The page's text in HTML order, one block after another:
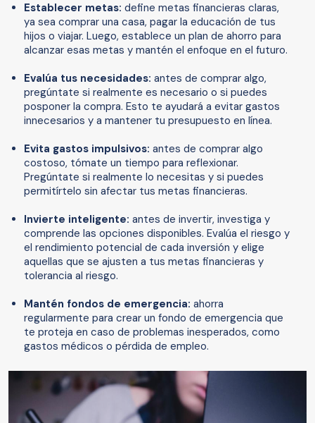
Establecer metas: define metas financieras claras,
ya sea comprar una casa, pagar la educación de tus
hijos o viajar. Luego, establece un plan de ahorro para
alcanzar esas metas y mantén el enfoque en el futuro.
Evalúa tus necesidades: antes de comprar algo,
pregúntate si realmente es necesario o si puedes
posponer la compra. Esto te ayudará a evitar gastos
innecesarios y a mantener tu presupuesto en línea.
Evita gastos impulsivos: antes de comprar algo
costoso, tómate un tiempo para reflexionar.
Pregúntate si realmente lo necesitas y si puedes
permitírtelo sin afectar tus metas financieras.
Invierte inteligente: antes de invertir, investiga y
comprende las opciones disponibles. Evalúa el riesgo y
el rendimiento potencial de cada inversión y elige
aquellas que se ajusten a tus metas financieras y
tolerancia al riesgo.
Mantén fondos de emergencia: ahorra
regularmente para crear un fondo de emergencia que
te proteja en caso de problemas inesperados, como
gastos médicos o pérdida de empleo.